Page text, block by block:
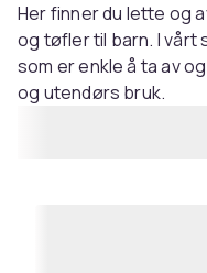
Her finner du lette og
og tøfler til barn. I vårt
som er enkle å ta av
og utendørs bruk.